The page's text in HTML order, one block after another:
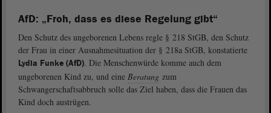
AfD: „Froh, dass es diese Regelung gibt“
Den Schutz des ungeborenen Lebens regle § 218 StGB, den Schutz
der Frau in einer Ausnahmesituation der § 218a StGB, konstatierte
Lydia Funke (AfD). Die Menschenwürde komme auch dem
ungeborenen Kind zu, und eine Beratung zum
Schwangerschaftsabbruch solle das Ziel haben, dass die Frauen das
Kind doch austrügen.